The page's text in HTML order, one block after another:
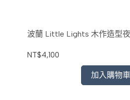
波蘭 Little Lights 木作造型
NT$4,100
加入購物車